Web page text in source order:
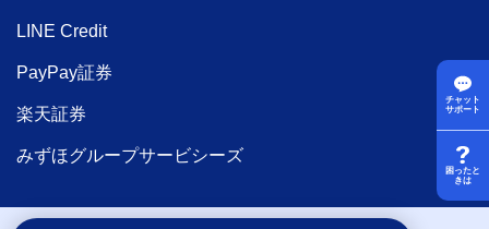
チャット
サポート
困ったと
きは
LINE Credit
PayPay証券
楽天証券
みずほグループサービシーズ